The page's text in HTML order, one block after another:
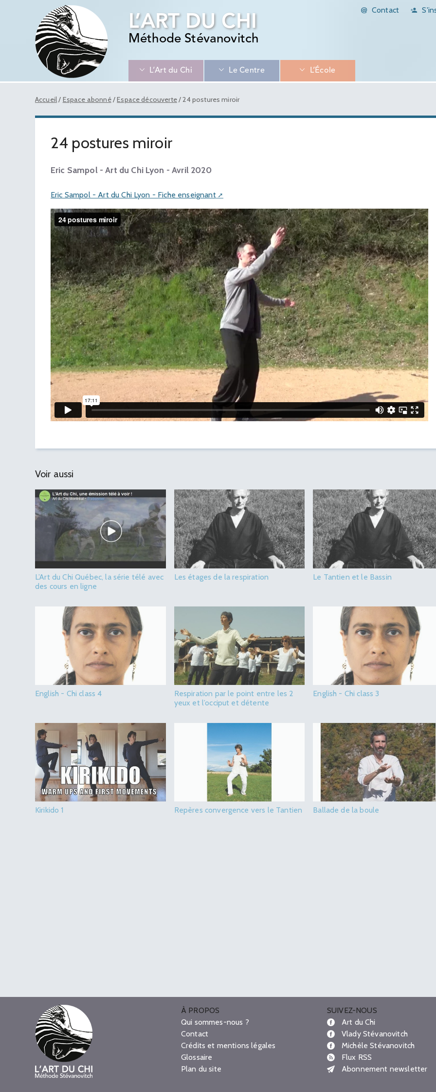
L’ART DU CHI
Méthode Stévanovitch
Contact
L’Art du Chi Le Centre L’École
Accueil/ Espace abonné/Espace découverte/24 postures miroir
24 postures miroir
Eric Sampol - Art du Chi Lyon - Avril 2020
Eric Sampol - Art du Chi Lyon - Fiche enseignant
Voir aussi
L’Art du Chi Québec, la série télé avec
des cours en ligne
Les étages de la respiration Le Tantien et le Bassin
English - Chi class 4
Respiration par le point entre les 2
yeux et l’occiput et détente
English - Chi class 3
Kirikido 1 Repères convergence vers le Tantien Ballade de la boule
À PROPOS
Qui sommes-nous ?
Contact
Crédits et mentions légales
Glossaire
Plan du site
SUIVEZ-NOUS
Art du Chi
Vlady Stévanovitch
Michèle Stévanovitch
Flux RSS
Abonnement newsletter